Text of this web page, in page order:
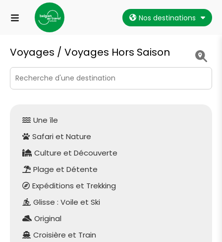
Nos destinations
Voyages / Voyages Hors Saison
Une île
Safari et Nature
Culture et Découverte
Plage et Détente
Expéditions et Trekking
Glisse : Voile et Ski
Original
Croisière et Train